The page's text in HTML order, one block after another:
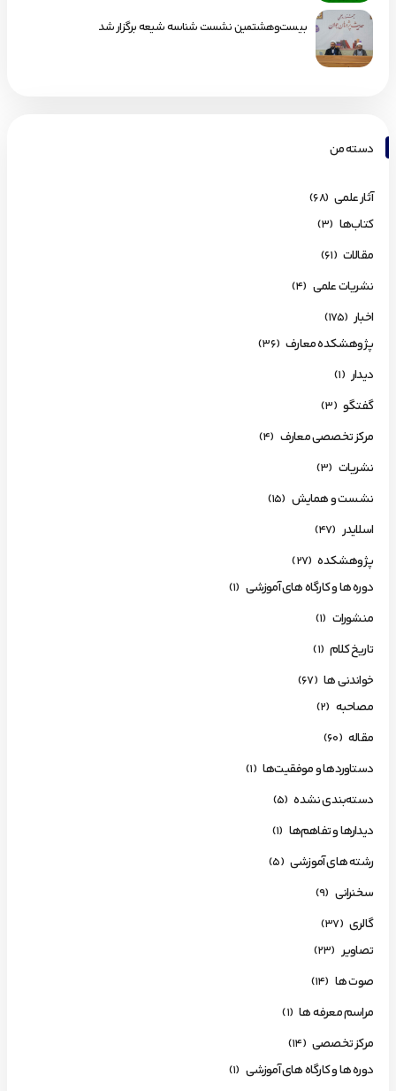
بیست‌وهشتمین نشست شناسه شیعه برگزار شد
دسته من
آثار علمی (68)
کتاب‌ها (3)
مقالات (61)
نشریات علمی (4)
اخبار (175)
پژوهشکده معارف (36)
دیدار (1)
گفتگو (3)
مرکز تخصصی معارف (4)
نشریات (3)
نشست و همایش (15)
اسلایدر (47)
پژوهشکده (27)
دوره ها و کارگاه های آموزشی (1)
منشورات (1)
تاریخ کلام (1)
خواندنی ها (67)
مصاحبه (2)
مقاله (60)
دستاوردها و موفقیت‌ها (1)
دسته‌بندی نشده (5)
دیدارها و تفاهم‌ها (1)
رشته های آموزشی (5)
سخنرانی (9)
گالری (37)
تصاویر (23)
صوت ها (14)
مراسم معرفه ها (1)
مرکز تخصصی (14)
دوره ها و کارگاه های آموزشی (1)